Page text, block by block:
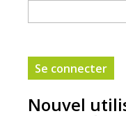
Nouvel